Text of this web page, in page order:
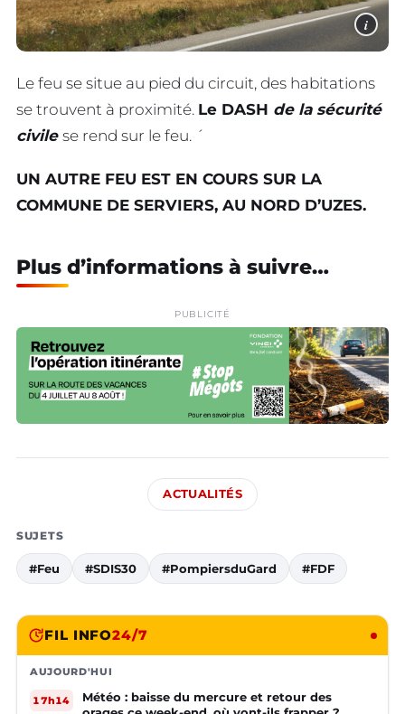
i
Le feu se situe au pied du circuit, des habitations
se trouvent à proximité. Le DASH de la sécurité
civile se rend sur le feu. ´
UN AUTRE FEU EST EN COURS SUR LA
COMMUNE DE SERVIERS, AU NORD D’UZES.
Plus d’informations à suivre…
PUBLICITÉ
ACTUALITÉS
SUJETS
#Feu #SDIS30 #PompiersduGard #FDF
FIL INFO24/7
AUJOURD'HUI
17h14
Météo : baisse du mercure et retour des